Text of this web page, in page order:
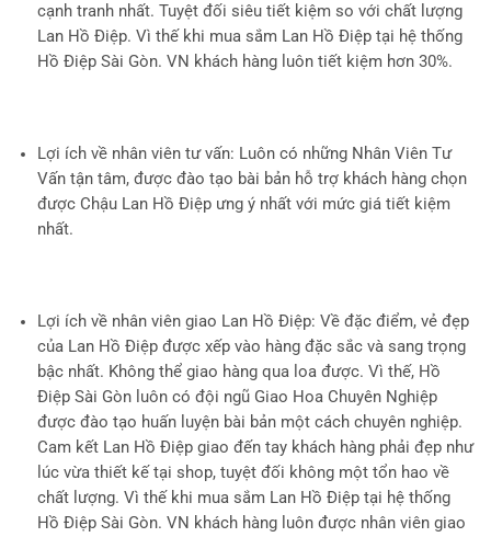
cạnh tranh nhất. Tuyệt đối siêu tiết kiệm so với chất lượng
Lan Hồ Điệp. Vì thế khi mua sắm Lan Hồ Điệp tại hệ thống
Hồ Điệp Sài Gòn. VN khách hàng luôn tiết kiệm hơn 30%.
Lợi ích về nhân viên tư vấn: Luôn có những Nhân Viên Tư
Vấn tận tâm, được đào tạo bài bản hỗ trợ khách hàng chọn
được Chậu Lan Hồ Điệp ưng ý nhất với mức giá tiết kiệm
nhất.
Lợi ích về nhân viên giao Lan Hồ Điệp: Về đặc điểm, vẻ đẹp
của Lan Hồ Điệp được xếp vào hàng đặc sắc và sang trọng
bậc nhất. Không thể giao hàng qua loa được. Vì thế, Hồ
Điệp Sài Gòn luôn có đội ngũ Giao Hoa Chuyên Nghiệp
được đào tạo huấn luyện bài bản một cách chuyên nghiệp.
Cam kết Lan Hồ Điệp giao đến tay khách hàng phải đẹp như
lúc vừa thiết kế tại shop, tuyệt đối không một tổn hao về
chất lượng. Vì thế khi mua sắm Lan Hồ Điệp tại hệ thống
Hồ Điệp Sài Gòn. VN khách hàng luôn được nhân viên giao